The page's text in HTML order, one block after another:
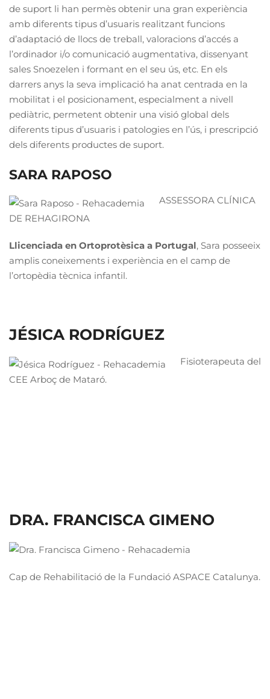
de suport li han permès obtenir una gran experiència
amb diferents tipus d’usuaris realitzant funcions
d’adaptació de llocs de treball, valoracions d’accés a
l’ordinador i/o comunicació augmentativa, dissenyant
sales Snoezelen i formant en el seu ús, etc. En els
darrers anys la seva implicació ha anat centrada en la
mobilitat i el posicionament, especialment a nivell
pediàtric, permetent obtenir una visió global dels
diferents tipus d’usuaris i patologies en l’ús, i prescripció
dels diferents productes de suport.
SARA RAPOSO
ASSESSORA CLÍNICA
DE REHAGIRONA
Llicenciada en Ortoprotèsica a Portugal, Sara posseeix
amplis coneixements i experiència en el camp de
l’ortopèdia tècnica infantil.
JÉSICA RODRÍGUEZ
Fisioterapeuta del
CEE Arboç de Mataró.
DRA. FRANCISCA GIMENO
Cap de Rehabilitació de la Fundació ASPACE Catalunya.